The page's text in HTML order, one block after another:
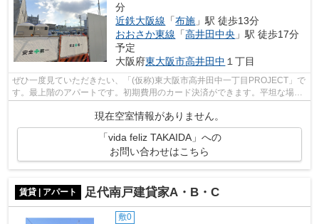
分
近鉄大阪線 「布施 」駅 徒歩13分
おおさか東線 「高井田中央 」駅 徒歩17分
予定
大阪府東大阪市高井田中 １丁目
ぜひ一度見ていただきたい、「(仮称)東大阪市高井田中一丁目PROJECT」で
す。最上階のアパートです。初期費用のカード決済ができます。平坦な場所
にあるアパートなら毎日の移動も快適で...
現在空室情報がありません。
「vida feliz TAKAIDA」への
お問い合わせはこちら
賃貸 | アパート 足代南戸建貸家A・B・C
敷0